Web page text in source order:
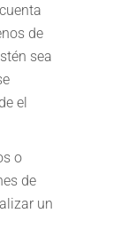
de
sea
el
o
de
un